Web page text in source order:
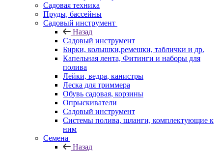
Садовая техника
Пруды, бассейны
Садовый инструмент
Назад
Садовый инструмент
Бирки, колышки,ремешки, таблички и др.
Капельная лента, Фитинги и наборы для
полива
Лейки, ведра, канистры
Леска для триммера
Обувь садовая, корзины
Опрыскиватели
Садовый инструмент
Системы полива, шланги, комплектующие к
ним
Семена
Назад